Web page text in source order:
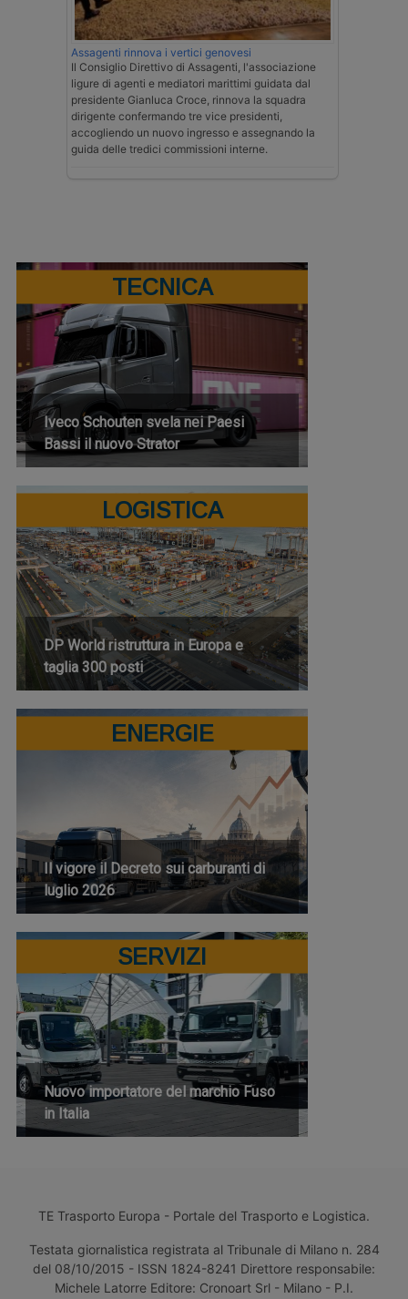
Assagenti rinnova i vertici genovesi
Il Consiglio Direttivo di Assagenti, l'associazione
ligure di agenti e mediatori marittimi guidata dal
presidente Gianluca Croce, rinnova la squadra
dirigente confermando tre vice presidenti,
accogliendo un nuovo ingresso e assegnando la
guida delle tredici commissioni interne.
TECNICA
Iveco Schouten svela nei Paesi
Bassi il nuovo Strator
LOGISTICA
DP World ristruttura in Europa e
taglia 300 posti
ENERGIE
Il vigore il Decreto sui carburanti di
luglio 2026
SERVIZI
Nuovo importatore del marchio Fuso
in Italia
TE Trasporto Europa - Portale del Trasporto e Logistica.
Testata giornalistica registrata al Tribunale di Milano n. 284
del 08/10/2015 - ISSN 1824-8241 Direttore responsabile:
Michele Latorre Editore: Cronoart Srl - Milano - P.I.